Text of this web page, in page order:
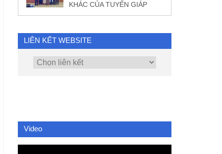
KHÁC CỦA TUYẾN GIÁP
LIÊN KẾT WEBSITE
Video